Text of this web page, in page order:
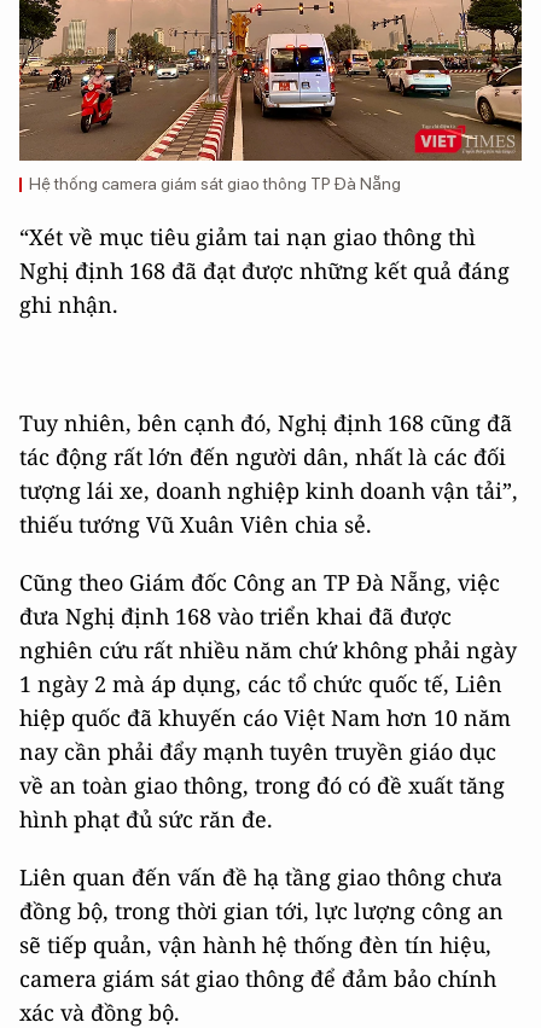
Hệ thống camera giám sát giao thông TP Đà Nẵng
“Xét về mục tiêu giảm tai nạn giao thông thì
Nghị định 168 đã đạt được những kết quả đáng
ghi nhận.
Tuy nhiên, bên cạnh đó, Nghị định 168 cũng đã
tác động rất lớn đến người dân, nhất là các đối
tượng lái xe, doanh nghiệp kinh doanh vận tải”,
thiếu tướng Vũ Xuân Viên chia sẻ.
Cũng theo Giám đốc Công an TP Đà Nẵng, việc
đưa Nghị định 168 vào triển khai đã được
nghiên cứu rất nhiều năm chứ không phải ngày
1 ngày 2 mà áp dụng, các tổ chức quốc tế, Liên
hiệp quốc đã khuyến cáo Việt Nam hơn 10 năm
nay cần phải đẩy mạnh tuyên truyền giáo dục
về an toàn giao thông, trong đó có đề xuất tăng
hình phạt đủ sức răn đe.
Liên quan đến vấn đề hạ tầng giao thông chưa
đồng bộ, trong thời gian tới, lực lượng công an
sẽ tiếp quản, vận hành hệ thống đèn tín hiệu,
camera giám sát giao thông để đảm bảo chính
xác và đồng bộ.